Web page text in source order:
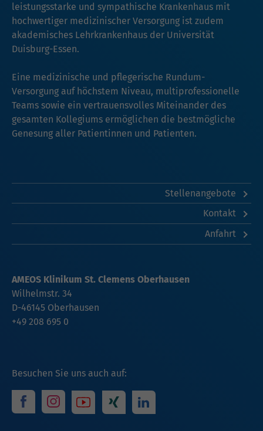
leistungsstarke und sympathische Krankenhaus mit
hochwertiger medizinischer Versorgung ist zudem
akademisches Lehrkrankenhaus der Universität
Duisburg-Essen.
Eine medizinische und pflegerische Rundum-
Versorgung auf höchstem Niveau, multiprofessionelle
Teams sowie ein vertrauensvolles Miteinander des
gesamten Kollegiums ermöglichen die bestmögliche
Genesung aller Patientinnen und Patienten.
Stellenangebote
Kontakt
Anfahrt
Besuchen Sie uns auch auf:
AMEOS Klinikum St. Clemens Oberhausen
Wilhelmstr. 34
D-46145 Oberhausen
+49 208 695 0